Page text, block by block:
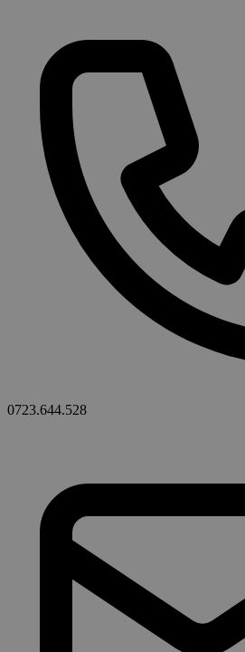
0723.644.528